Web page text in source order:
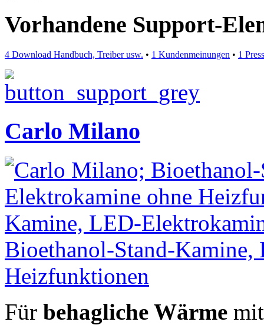
Vorhandene Support-
4 Download Handbuch, Treiber usw. • 1 Kundenmeinungen • 1
Carlo Milano
Für behagliche Wärme